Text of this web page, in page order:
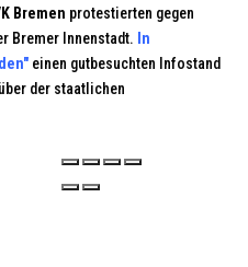
Bremen protestierten gegen
Bremer Innenstadt. In
einen gutbesuchten Infostand
der staatlichen